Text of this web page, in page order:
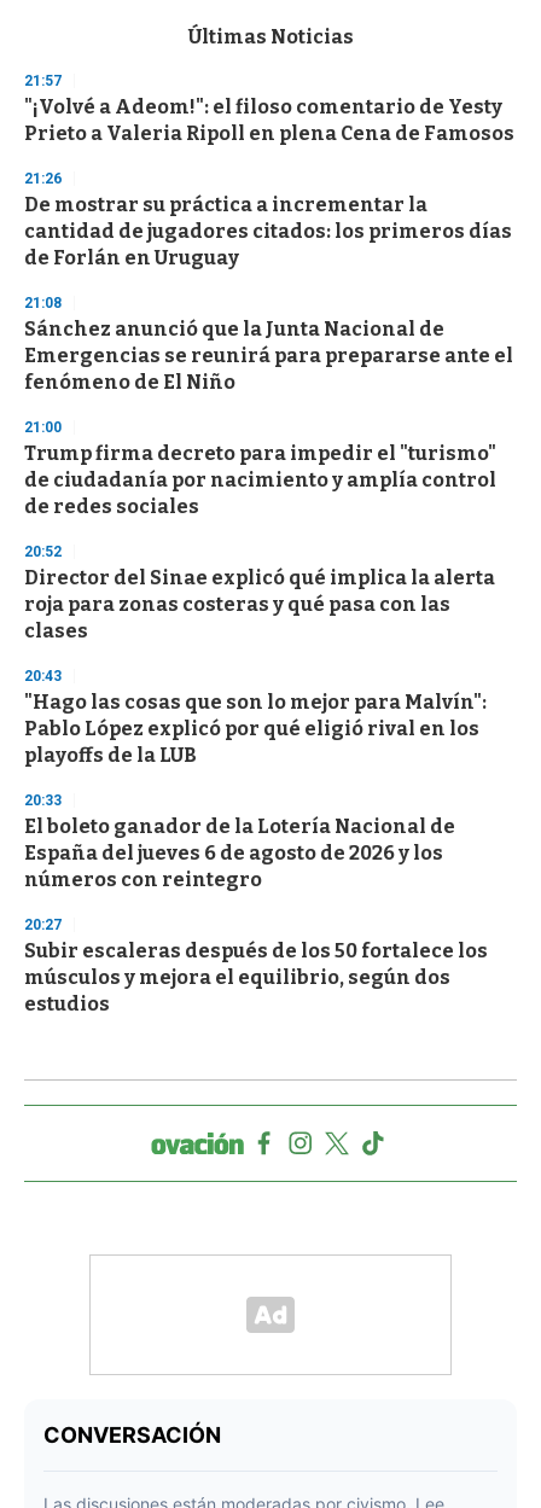
d
s
o
f
3
s
c
o
d
s
Últimas Noticias
21:57
"¡Volvé a Adeom!": el filoso comentario de Yesty
Prieto a Valeria Ripoll en plena Cena de Famosos
21:26
De mostrar su práctica a incrementar la
cantidad de jugadores citados: los primeros días
de Forlán en Uruguay
21:08
Sánchez anunció que la Junta Nacional de
Emergencias se reunirá para prepararse ante el
fenómeno de El Niño
21:00
Trump firma decreto para impedir el "turismo"
de ciudadanía por nacimiento y amplía control
de redes sociales
20:52
Director del Sinae explicó qué implica la alerta
roja para zonas costeras y qué pasa con las
clases
20:43
"Hago las cosas que son lo mejor para Malvín":
Pablo López explicó por qué eligió rival en los
playoffs de la LUB
20:33
El boleto ganador de la Lotería Nacional de
España del jueves 6 de agosto de 2026 y los
números con reintegro
20:27
Subir escaleras después de los 50 fortalece los
músculos y mejora el equilibrio, según dos
estudios